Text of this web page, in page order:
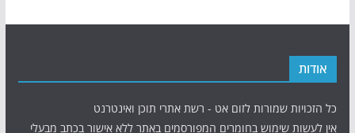
אודות
כל הזכויות שמורות לזום אט - רשת אתרי תוכן ואינטרנט
אין לעשות שימוש בחומרים המפורסמים באתר ללא אישור בכתב מבעלי